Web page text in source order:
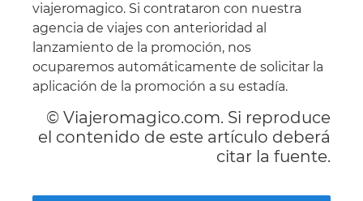
viajeromagico. Si contrataron con nuestra
agencia de viajes con anterioridad al
lanzamiento de la promoción, nos
ocuparemos automáticamente de solicitar la
aplicación de la promoción a su estadía.
© Viajeromagico.com. Si reproduce
el contenido de este artículo deberá
citar la fuente.